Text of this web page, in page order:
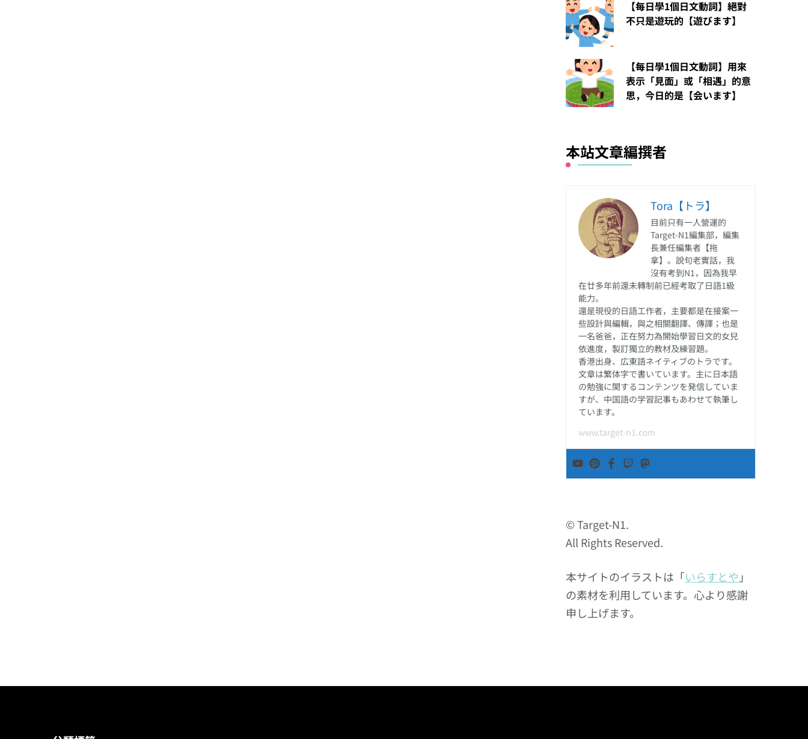
【每日學1個日文動詞】絕對
不只是遊玩的【遊びます】
【每日學1個日文動詞】用來
表示「見面」或「相遇」的意
思，今日的是【会います】
本站文章編撰者
Tora【トラ】
目前只有一人營運的
Target-N1編集部，編集
長兼任編集者【拖
拿】。說句老實話，我
沒有考到N1，因為我早
在廿多年前還未轉制前已經考取了日語1級
能力。
還是現役的日語工作者，主要都是在接案一
些設計與編輯，與之相關翻譯、傳譯；也是
一名爸爸，正在努力為開始學習日文的女兒
依進度，製訂獨立的教材及練習題。
香港出身、広東語ネイティブのトラです。
文章は繁体字で書いています。主に日本語
の勉強に関するコンテンツを発信していま
すが、中国語の学習記事もあわせて執筆し
ています。
www.target-n1.com
© Target-N1.
All Rights Reserved.
本サイトのイラストは「いらすとや 」
の素材を利用しています。心より感謝
申し上げます。